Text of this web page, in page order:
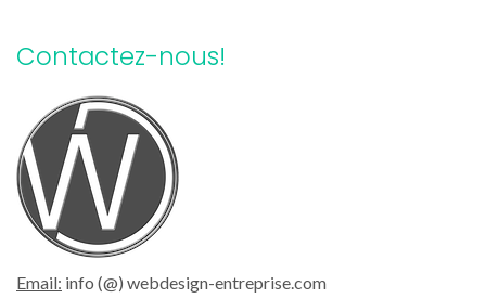
Contactez-nous!
Email: info (@) webdesign-entreprise.com